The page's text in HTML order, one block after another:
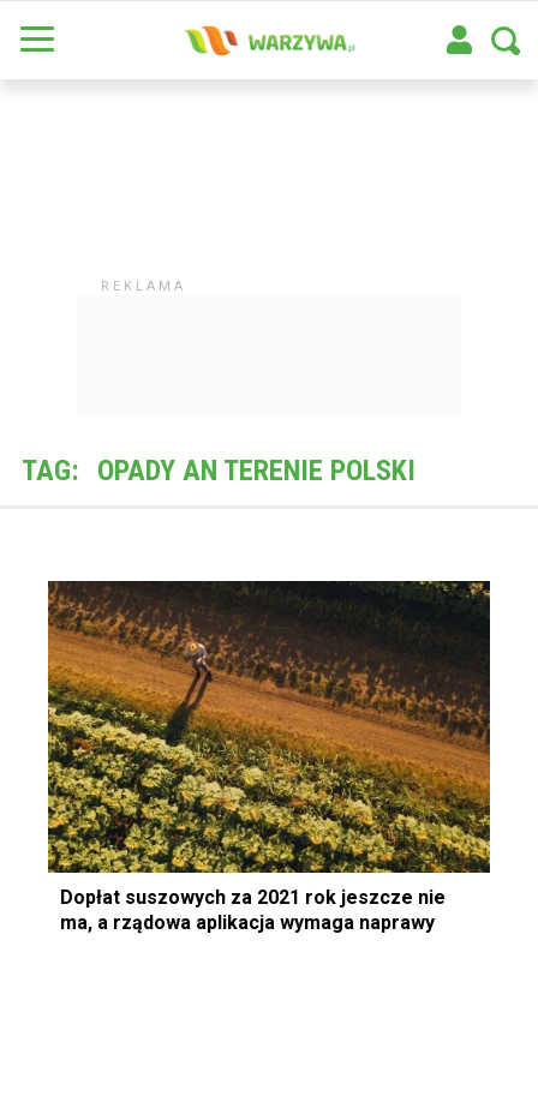
TAG: OPADY AN TERENIE POLSKI
Dopłat suszowych za 2021 rok jeszcze nie
ma, a rządowa aplikacja wymaga naprawy